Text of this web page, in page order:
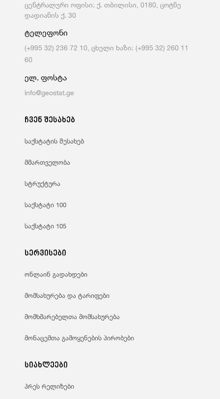
ცენტრალური ოფისი: ქ. თბილისი, 0180, ცოტნე
დადიანის ქ. 30
ტელეფონი
(+995 32) 236 72 10, ცხელი ხაზი: (+995 32) 260 11
60
ელ. ფოსტა
info@geostat.ge
ჩვენ შესახებ
საქსტატის შესახებ
მმართველობა
სტრუქტურა
საქსტატი 100
საქსტატი 105
სერვისები
ონლაინ გადახდები
მომსახურება და ტარიფები
მომხმარებელთა მომსახურება
მონაცემთა გამოყენების პირობები
სიახლეები
პრეს რელიზები